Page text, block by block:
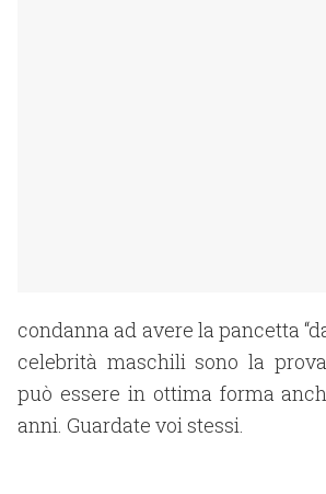
condanna ad avere la pancetta
celebrità maschili sono la
può essere in ottima forma
anni. Guardate voi stessi.